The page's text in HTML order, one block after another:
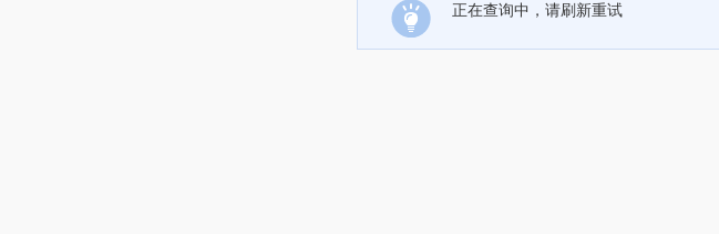
正在查询中，请刷新重试